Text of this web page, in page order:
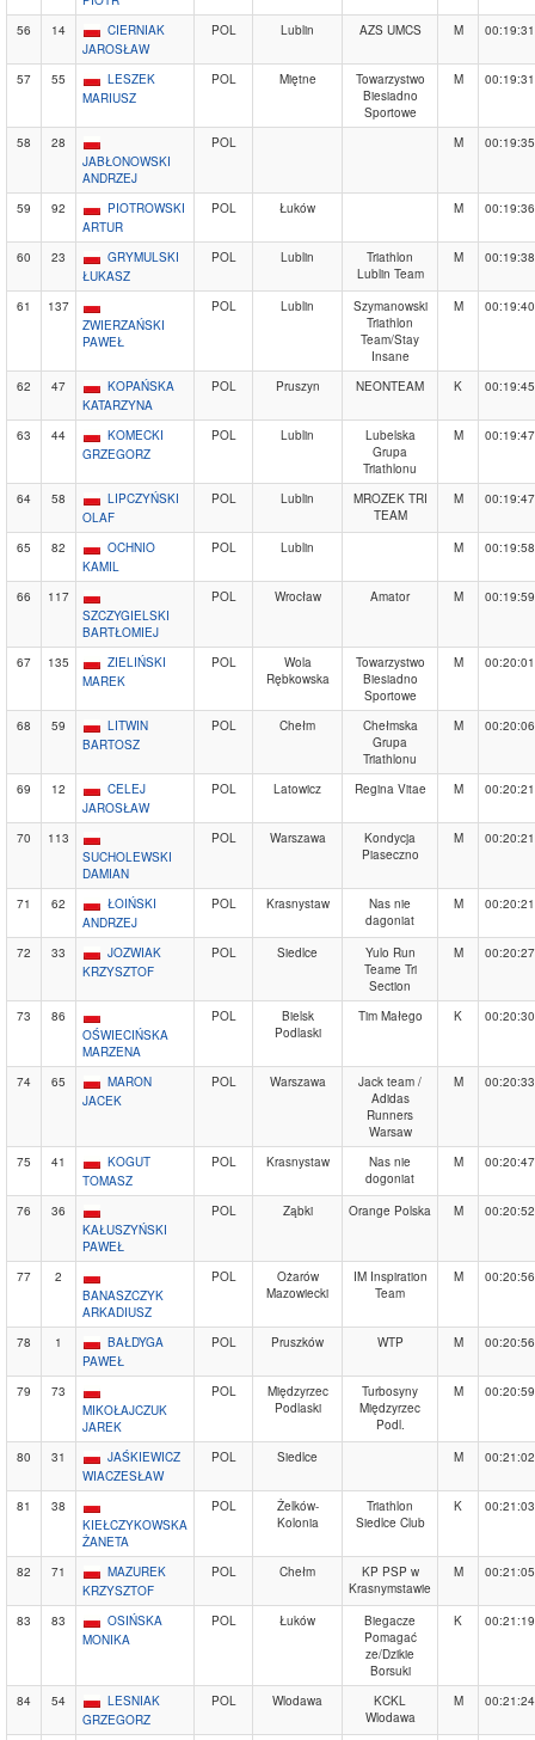
56
14
CIERNIAK
JAROSŁAW
POL Lublin AZS UMCS M 00:19:31
57 55
LESZEK
MARIUSZ
POL Miętne
Towarzystwo
Biesiadno
Sportowe
M 00:19:31
58
28
JABŁONOWSKI
ANDRZEJ
POL M 00:19:35
59 92
PIOTROWSKI
ARTUR
POL Łuków M 00:19:36
60 23
GRYMULSKI
ŁUKASZ
POL Lublin
Triathlon
Lublin Team
M 00:19:38
61
137
ZWIERZAŃSKI
PAWEŁ
POL Lublin
Szymanowski
Triathlon
Team/Stay
Insane
M 00:19:40
62 47
KOPAŃSKA
KATARZYNA
POL Pruszyn NEONTEAM K 00:19:45
63 44
KOMECKI
GRZEGORZ
POL Lublin
Lubelska
Grupa
Triathlonu
M 00:19:47
64 58
LIPCZYŃSKI
OLAF
POL Lublin
MROZEK TRI
TEAM
M 00:19:47
65 82
OCHNIO
KAMIL
POL Lublin M 00:19:58
66
117
SZCZYGIELSKI
BARTŁOMIEJ
POL Wrocław Amator M 00:19:59
67 135
ZIELIŃSKI
MAREK
POL
Wola
Rębkowska
Towarzystwo
Biesiadno
Sportowe
M 00:20:01
68 59
LITWIN
BARTOSZ
POL Chełm
Chełmska
Grupa
Triathlonu
M 00:20:06
69 12
CELEJ
JAROSŁAW
POL Latowicz Regina Vitae M 00:20:21
70
113
SUCHOLEWSKI
DAMIAN
POL Warszawa
Kondycja
Piaseczno
M 00:20:21
71 62
ŁOIŃSKI
ANDRZEJ
POL Krasnystaw
Nas nie
dagoniat
M 00:20:21
72 33
JOZWIAK
KRZYSZTOF
POL Siedlce
Yulo Run
Teame Tri
Section
M 00:20:27
73
86
OŚWIECIŃSKA
MARZENA
POL
Bielsk
Podlaski
Tim Małego K 00:20:30
74 65
MARON
JACEK
POL Warszawa
Jack team /
Adidas
Runners
Warsaw
M 00:20:33
75 41
KOGUT
TOMASZ
POL Krasnystaw
Nas nie
dogoniat
M 00:20:47
76
36
KAŁUSZYŃSKI
PAWEŁ
POL Ząbki Orange Polska M 00:20:52
77
2
BANASZCZYK
ARKADIUSZ
POL
Ożarów
Mazowiecki
IM Inspiration
Team
M 00:20:56
78 1
BAŁDYGA
PAWEŁ
POL Pruszków WTP M 00:20:56
79
73
MIKOŁAJCZUK
JAREK
POL
Międzyrzec
Podlaski
Turbosyny
Międzyrzec
Podl.
M 00:20:59
80 31
JAŚKIEWICZ
WIACZESŁAW
POL Siedlce M 00:21:02
81
38
KIEŁCZYKOWSKA
ŻANETA
POL
Żelków-
Kolonia
Triathlon
Siedlce Club
K 00:21:03
82 71
MAZUREK
KRZYSZTOF
POL Chełm
KP PSP w
Krasnymstawie
M 00:21:05
83 83
OSIŃSKA
MONIKA
POL Łuków
Biegacze
Pomagać
ze/Dzikie
Borsuki
K 00:21:19
84 54
LESNIAK
GRZEGORZ
POL Wlodawa
KCKL
Wlodawa
M 00:21:24